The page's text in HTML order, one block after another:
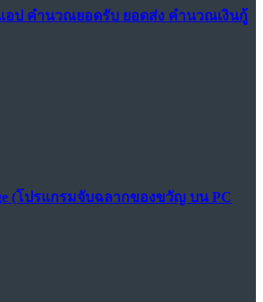
แอป คำนวณยอดรับ ยอดส่ง คำนวณเงินกู้
(โปรแกรมจับฉลากของขวัญ บน PC